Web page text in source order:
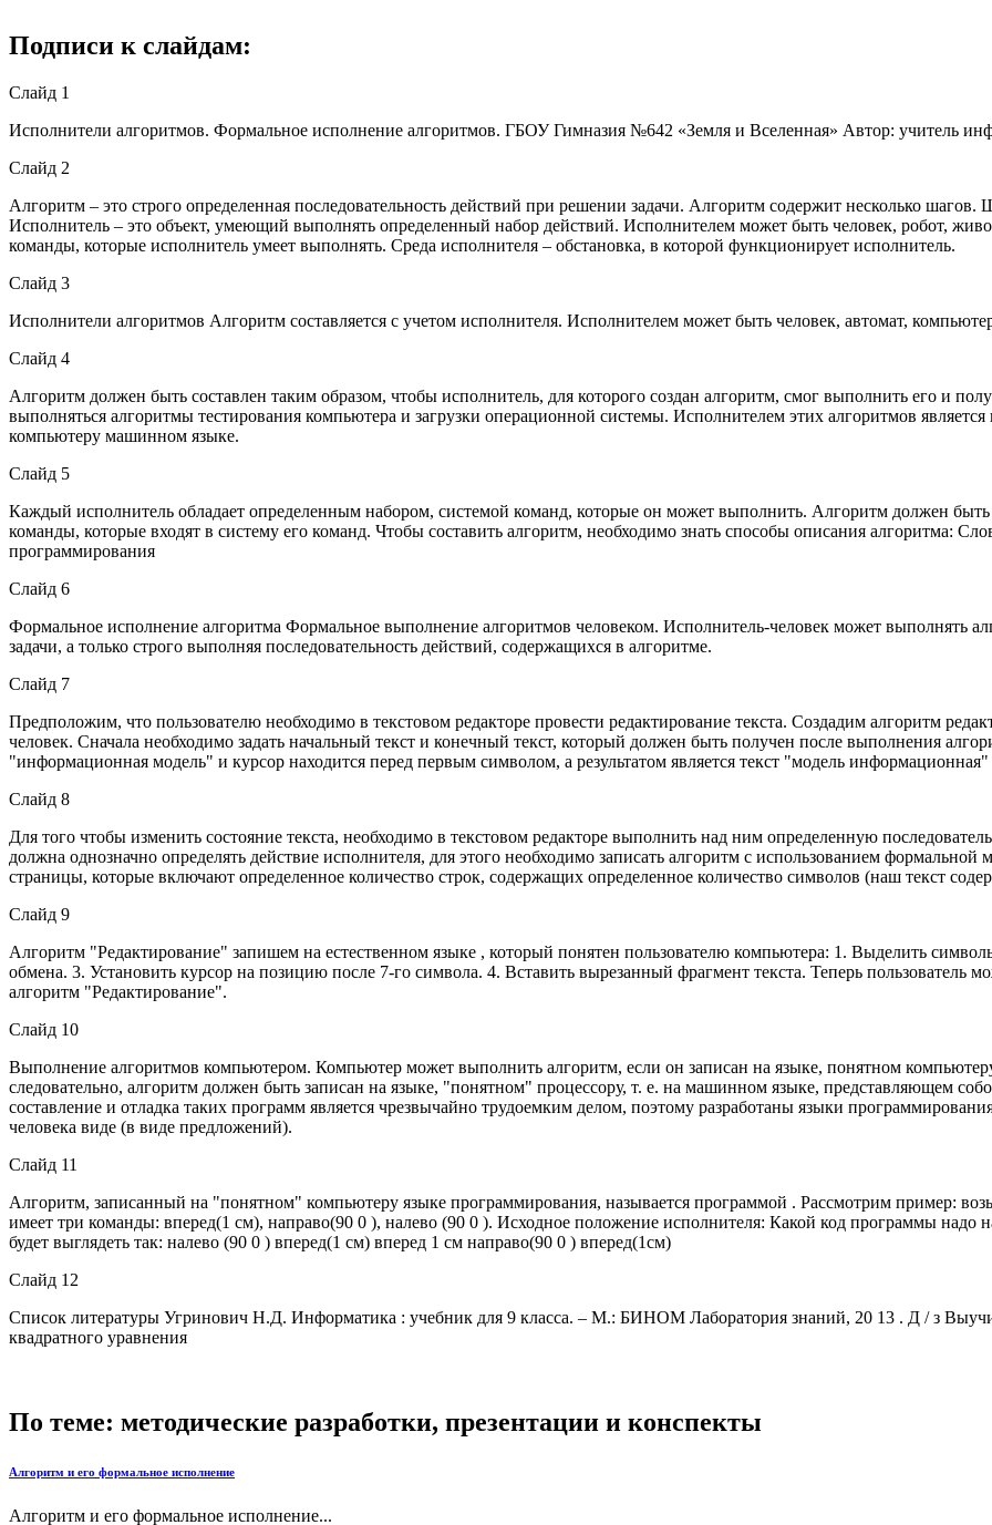
Подписи к слайдам:
Слайд 1
Исполнители алгоритмов. Формальное исполнение алгоритмов. ГБОУ Гимназия №642 «Земля и Вселенная» Автор: учитель
Слайд 2
Алгоритм – это строго определенная последовательность действий при решении задачи. Алгоритм содержит несколько шагов.
Исполнитель – это объект, умеющий выполнять определенный набор действий. Исполнителем может быть человек, робот,
команды, которые исполнитель умеет выполнять. Среда исполнителя – обстановка, в которой функционирует исполнитель.
Слайд 3
Исполнители алгоритмов Алгоритм составляется с учетом исполнителя. Исполнителем может быть человек, автомат,
Слайд 4
Алгоритм должен быть составлен таким образом, чтобы исполнитель, для которого создан алгоритм, смог выполнить его и
выполняться алгоритмы тестирования компьютера и загрузки операционной системы. Исполнителем этих алгоритмов
компьютеру машинном языке.
Слайд 5
Каждый исполнитель обладает определенным набором, системой команд, которые он может выполнить. Алгоритм должен быть
команды, которые входят в систему его команд. Чтобы составить алгоритм, необходимо знать способы описания алгоритма:
программирования
Слайд 6
Формальное исполнение алгоритма Формальное выполнение алгоритмов человеком. Исполнитель-человек может выполнять
задачи, а только строго выполняя последовательность действий, содержащихся в алгоритме.
Слайд 7
Предположим, что пользователю необходимо в текстовом редакторе провести редактирование текста. Создадим алгоритм
человек. Сначала необходимо задать начальный текст и конечный текст, который должен быть получен после выполнения
"информационная модель" и курсор находится перед первым символом, а результатом является текст "модель
Слайд 8
Для того чтобы изменить состояние текста, необходимо в текстовом редакторе выполнить над ним определенную
должна однозначно определять действие исполнителя, для этого необходимо записать алгоритм с использованием формальной
страницы, которые включают определенное количество строк, содержащих определенное количество символов (наш текст
Слайд 9
Алгоритм "Редактирование" запишем на естественном языке , который понятен пользователю компьютера: 1. Выделить
обмена. 3. Установить курсор на позицию после 7-го символа. 4. Вставить вырезанный фрагмент текста. Теперь пользователь
алгоритм "Редактирование".
Слайд 10
Выполнение алгоритмов компьютером. Компьютер может выполнить алгоритм, если он записан на языке, понятном
следовательно, алгоритм должен быть записан на языке, "понятном" процессору, т. е. на машинном языке, представляющем
составление и отладка таких программ является чрезвычайно трудоемким делом, поэтому разработаны языки
человека виде (в виде предложений).
Слайд 11
Алгоритм, записанный на "понятном" компьютеру языке программирования, называется программой . Рассмотрим пример:
имеет три команды: вперед(1 см), направо(90 0 ), налево (90 0 ). Исходное положение исполнителя: Какой код программы надо
будет выглядеть так: налево (90 0 ) вперед(1 см) вперед 1 см направо(90 0 ) вперед(1см)
Слайд 12
Список литературы Угринович Н.Д. Информатика : учебник для 9 класса. – М.: БИНОМ Лаборатория знаний, 20 13 . Д / з
квадратного уравнения
По теме: методические разработки, презентации и конспекты
Алгоритм и его формальное исполнение
Алгоритм и его формальное исполнение...